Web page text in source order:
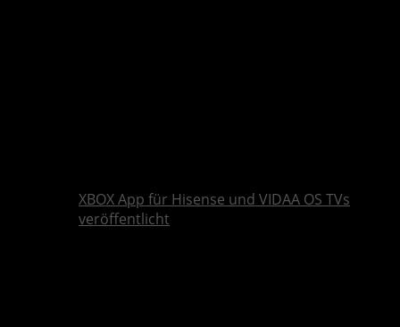
XBOX App für Hisense und VIDAA OS TVs
veröffentlicht